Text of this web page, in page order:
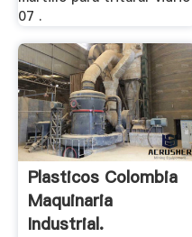
07 .
Plasticos Colombia
Maquinaria
Industrial.